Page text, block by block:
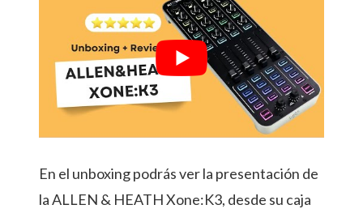
En el unboxing podrás ver la presentación de
la ALLEN & HEATH Xone:K3, desde su caja